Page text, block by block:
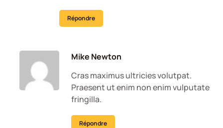
Répondre
Mike Newton
Cras maximus ultricies volutpat.
Praesent ut enim non enim vulputate
fringilla.
Répondre